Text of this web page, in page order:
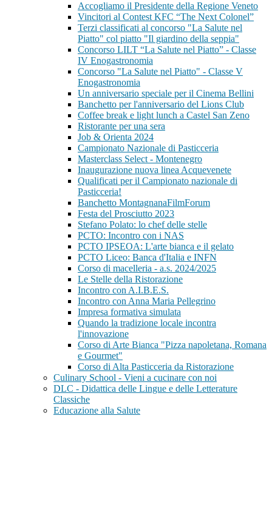
Accogliamo il Presidente della Regione Veneto
Vincitori al Contest KFC “The Next Colonel”
Terzi classificati al concorso "La Salute nel
Piatto" col piatto "Il giardino della seppia"
Concorso LILT “La Salute nel Piatto” - Classe
IV Enogastronomia
Concorso "La Salute nel Piatto" - Classe V
Enogastronomia
Un anniversario speciale per il Cinema Bellini
Banchetto per l'anniversario del Lions Club
Coffee break e light lunch a Castel San Zeno
Ristorante per una sera
Job & Orienta 2024
Campionato Nazionale di Pasticceria
Masterclass Select - Montenegro
Inaugurazione nuova linea Acquevenete
Qualificati per il Campionato nazionale di
Pasticceria!
Banchetto MontagnanaFilmForum
Festa del Prosciutto 2023
Stefano Polato: lo chef delle stelle
PCTO: Incontro con i NAS
PCTO IPSEOA: L'arte bianca e il gelato
PCTO Liceo: Banca d'Italia e INFN
Corso di macelleria - a.s. 2024/2025
Le Stelle della Ristorazione
Incontro con A.I.B.E.S.
Incontro con Anna Maria Pellegrino
Impresa formativa simulata
Quando la tradizione locale incontra
l'innovazione
Corso di Arte Bianca "Pizza napoletana, Romana
e Gourmet"
Corso di Alta Pasticceria da Ristorazione
Culinary School - Vieni a cucinare con noi
DLC - Didattica delle Lingue e delle Letterature
Classiche
Educazione alla Salute